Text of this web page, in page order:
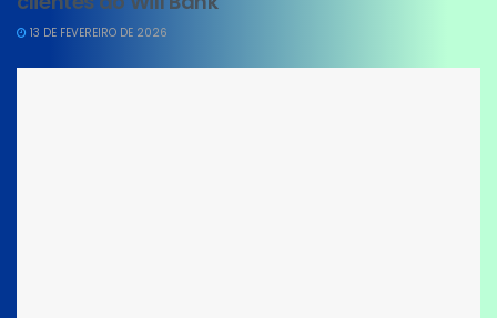
13 DE FEVEREIRO DE 2026